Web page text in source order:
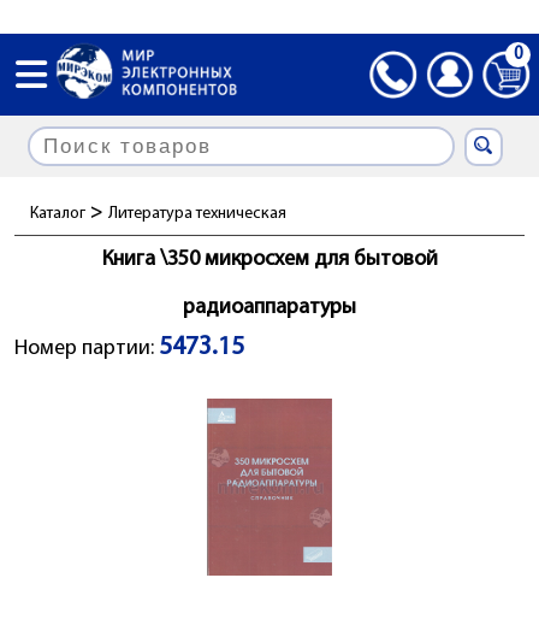
0
Каталог > Литература техническая
Книга \350 микросхем для бытовой
радиоаппаратуры
Номер партии: 5473.15